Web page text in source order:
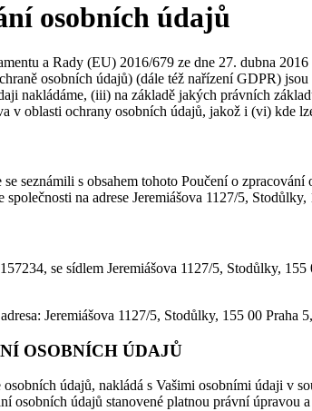
osobních údajů
a Rady (EU) 2016/679 ze dne 27. dubna
osobních údajů) (dále též nařízení GDPR)
nakládáme, (iii) na základě jakých právních
v oblasti ochrany osobních údajů, jakož i (vi) kde
seznámili s obsahem tohoto Poučení o
společnosti na adrese Jeremiášova 1127/5, Stodůlky,
se sídlem Jeremiášova 1127/5, Stodůlky,
Jeremiášova 1127/5, Stodůlky, 155 00 Praha
OSOBNÍCH ÚDAJŮ
údajů, nakládá s Vašimi osobními údaji v
osobních údajů stanovené platnou právní úpravou